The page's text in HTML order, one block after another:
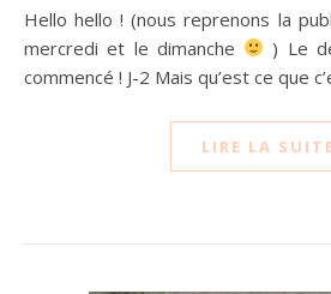
Hello hello ! (nous reprenons la publication des articles le
mercredi et le dimanche
) Le
commencé ! J-2 Mais qu’est ce que
LIRE LA